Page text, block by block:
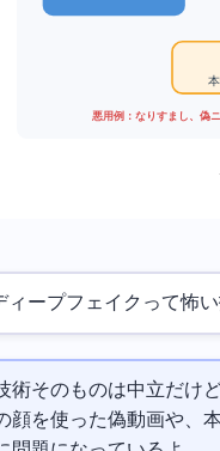
悪用例：なりすまし、偽
ィープフェイクって怖
術そのものは中立だけ
顔を使った偽動画や、